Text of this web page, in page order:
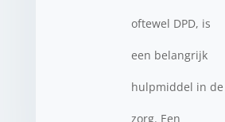
oftewel DPD, is
een belangrijk
hulpmiddel in de
zorg. Een